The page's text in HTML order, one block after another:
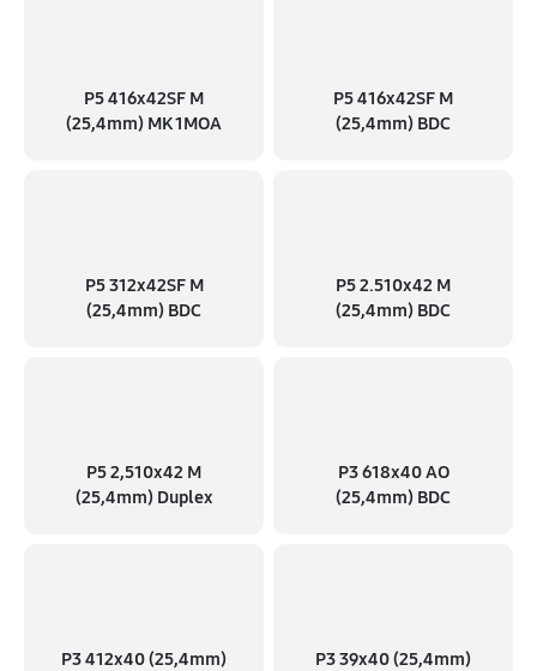
P5 416x42SF M
(25,4mm) MK 1MOA
P5 416x42SF M
(25,4mm) BDC
P5 312x42SF M
(25,4mm) BDC
P5 2.510x42 M
(25,4mm) BDC
P5 2,510x42 M
(25,4mm) Duplex
P3 618x40 AO
(25,4mm) BDC
P3 412x40 (25,4mm)
P3 39x40 (25,4mm)